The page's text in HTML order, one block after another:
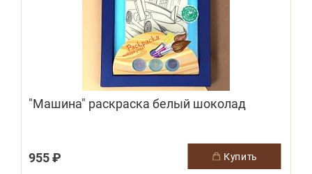
"Машина" раскраска белый шоколад
955 ₽ купить